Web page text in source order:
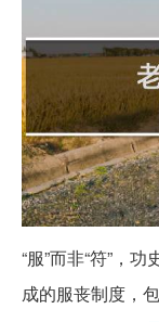
“服”而非“符”，功
成的服丧制度，